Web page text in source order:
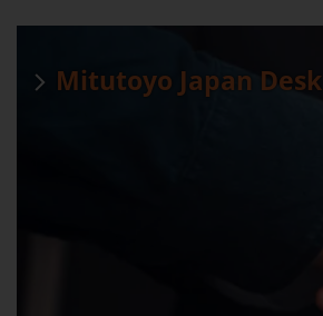
Mitutoyo Japan Desk